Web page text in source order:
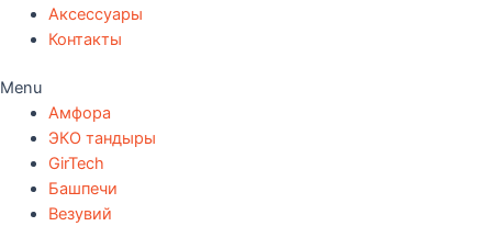
Аксессуары
Контакты
Menu
Амфора
ЭКО тандыры
GirTech
Башпечи
Везувий